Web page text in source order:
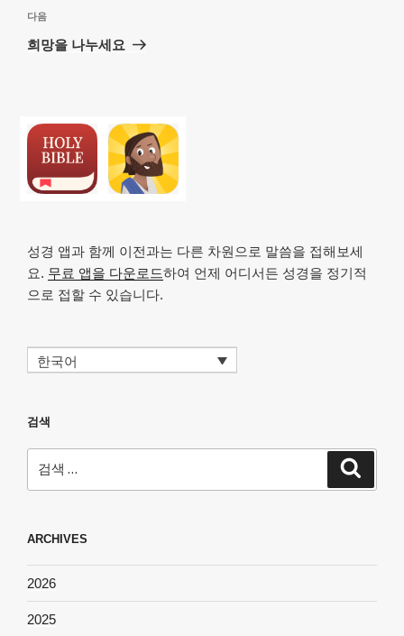
다
음
다음
희망을 나누세요
성경 앱과 함께 이전과는 다른 차원으로 말씀을 접해보세
요. 무료 앱을 다운로드하여 언제 어디서든 성경을 정기적
으로 접할 수 있습니다.
한국어
검색
색:
ARCHIVES
2026
2025